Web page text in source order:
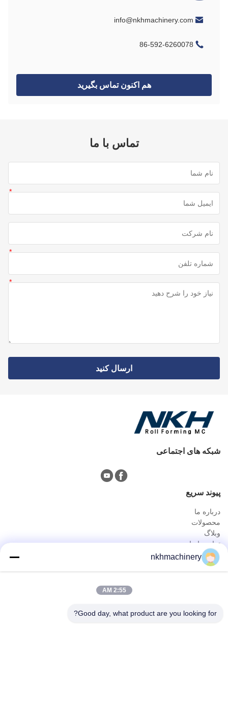
info@nkhmachinery.com
86-592-6260078
هم اکنون تماس بگیرید
تماس با ما
ارسال کنید
شبکه های اجتماعی
پيوند سريع
درباره ما
محصولات
وبلاگ
تماس با ما
محصولات
دستگاه تشکیل رول پانل سقفی
دستگاه تشکیل دهنده رول طبقه
دستگاه ورق بام ورق
nkhmachinery
2:55 AM
Good day, what product are you looking for?